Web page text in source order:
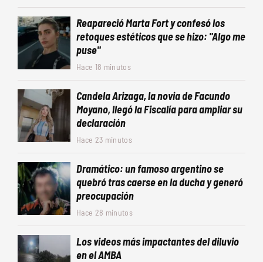
Reapareció Marta Fort y confesó los
retoques estéticos que se hizo: "Algo me
puse"
Hace 18 minutos
Candela Arizaga, la novia de Facundo
Moyano, llegó la Fiscalía para ampliar su
declaración
Hace 23 minutos
Dramático: un famoso argentino se
quebró tras caerse en la ducha y generó
preocupación
Hace 28 minutos
Los videos más impactantes del diluvio
en el AMBA